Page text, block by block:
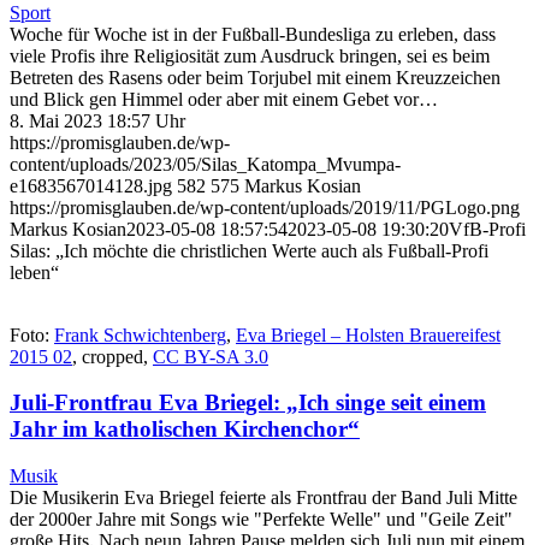
Sport
Woche für Woche ist in der Fußball-Bundesliga zu erleben, dass
viele Profis ihre Religiosität zum Ausdruck bringen, sei es beim
Betreten des Rasens oder beim Torjubel mit einem Kreuzzeichen
und Blick gen Himmel oder aber mit einem Gebet vor…
8. Mai 2023 18:57 Uhr
https://promisglauben.de/wp-
content/uploads/2023/05/Silas_Katompa_Mvumpa-
e1683567014128.jpg 582 575 Markus Kosian
https://promisglauben.de/wp-content/uploads/2019/11/PGLogo.png
Markus Kosian2023-05-08 18:57:542023-05-08 19:30:20VfB-Profi
Silas: „Ich möchte die christlichen Werte auch als Fußball-Profi
leben“
Foto: Frank Schwichtenberg, Eva Briegel – Holsten Brauereifest
2015 02, cropped, CC BY-SA 3.0
Juli-Frontfrau Eva Briegel: „Ich singe seit einem
Jahr im katholischen Kirchenchor“
Musik
Die Musikerin Eva Briegel feierte als Frontfrau der Band Juli Mitte
der 2000er Jahre mit Songs wie "Perfekte Welle" und "Geile Zeit"
große Hits. Nach neun Jahren Pause melden sich Juli nun mit einem